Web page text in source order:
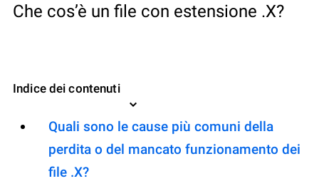
Che cos’è un file con estensione .X?
Indice dei contenuti
Quali sono le cause più comuni della
perdita o del mancato funzionamento dei
file .X?